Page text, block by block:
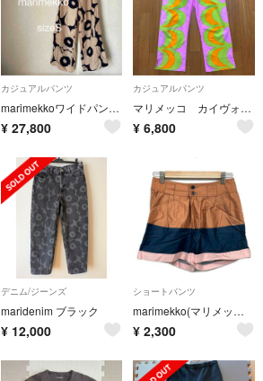
カジュアルパンツ
marimekkoワイドパンツ マリメッコ ウニッコ サイズS
¥ 27,800
カジュアルパンツ
マリメッコ カイヴォ パンツ ピンク グリーン レトロ ヴィンテージ
¥ 6,800
デニム/ジーンズ
maridenim ブラック
¥ 12,000
ショートパンツ
marimekko(マリメッコ) ショートパンツ サイズ34 S レディース - ブラウン×ダークネイビー×ライトピンク
¥ 2,300